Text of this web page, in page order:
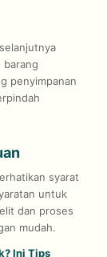
selanjutnya
barang
penyimpanan
syarat
untuk
dan proses
mudah.
Ini Tips